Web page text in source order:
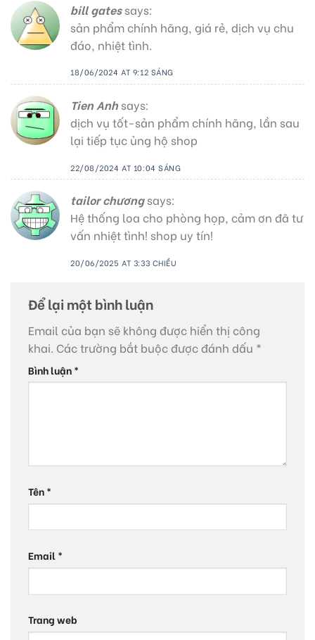
bill gates says:
sản phẩm chính hãng, giá rẻ, dịch vụ chu
đáo, nhiệt tình.
18/06/2024 AT 9:12 SÁNG
Tien Anh says:
dịch vụ tốt-sản phẩm chính hãng, lần sau
lại tiếp tục ủng hộ shop
22/08/2024 AT 10:04 SÁNG
tailor chương says:
Hệ thống loa cho phòng họp, cảm ơn đã tư
vấn nhiệt tình! shop uy tín!
20/06/2025 AT 3:33 CHIỀU
Để lại một bình luận
Email của bạn sẽ không được hiển thị công
khai. Các trường bắt buộc được đánh dấu *
Bình luận*
Tên*
Email *
Trang web